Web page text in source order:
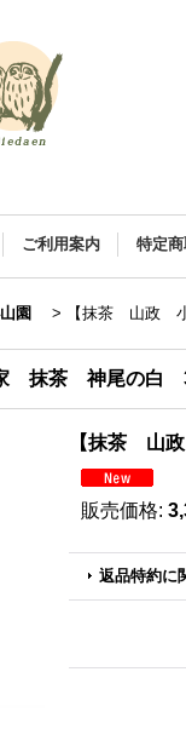
ご利用案内 特定
園 > 【抹茶 山政
家 抹茶 神尾の
【抹茶 山
販売価格:
返品特約に